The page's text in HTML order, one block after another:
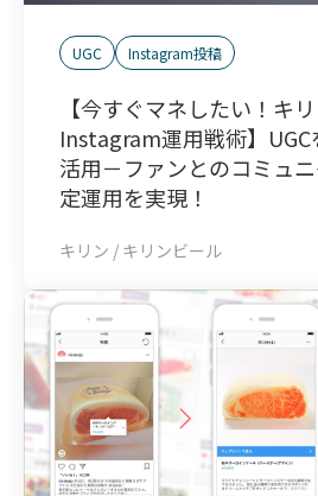
UGC Instagram投稿
【今すぐマネしたい！キ
Instagram運用戦術】
活用－ファンとのコミュ
定運用を実現！
キリン / キリンビール